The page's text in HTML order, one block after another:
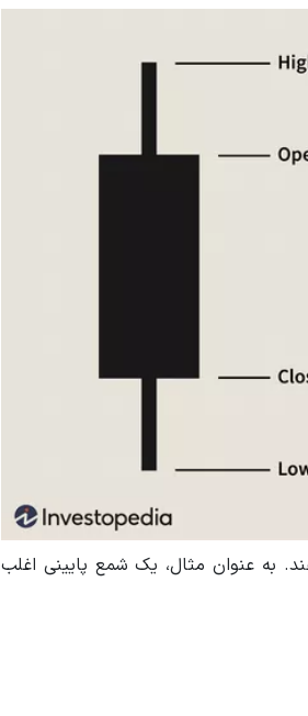
به عنوان مثال، یک شمع پایینی اغلب